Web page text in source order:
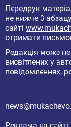
Передрук
не нижче 3 абзацу
сайті
отримати
Редакція може
висвітлених у
повідомленнях,